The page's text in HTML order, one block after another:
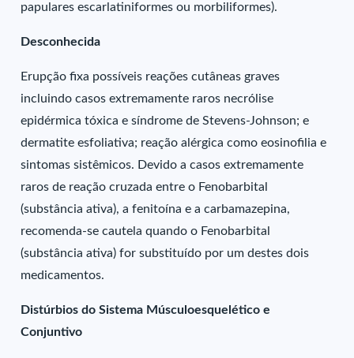
papulares escarlatiniformes ou morbiliformes).
Desconhecida
Erupção fixa possíveis reações cutâneas graves
incluindo casos extremamente raros necrólise
epidérmica tóxica e síndrome de Stevens-Johnson; e
dermatite esfoliativa; reação alérgica como eosinofilia e
sintomas sistêmicos. Devido a casos extremamente
raros de reação cruzada entre o Fenobarbital
(substância ativa), a fenitoína e a carbamazepina,
recomenda-se cautela quando o Fenobarbital
(substância ativa) for substituído por um destes dois
medicamentos.
Distúrbios do Sistema Músculoesquelético e
Conjuntivo